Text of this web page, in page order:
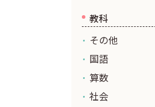
教科
その他
国語
算数
社会